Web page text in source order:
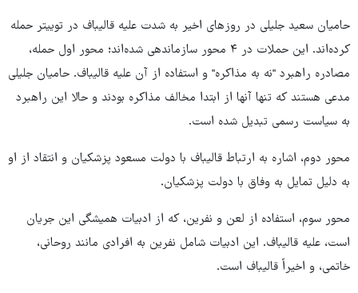
حامیان سعید جلیلی در روزهای اخیر به شدت علیه قالیباف در توییتر حمله
کرده‌اند. این حملات در ۴ محور سازماندهی شده‌اند؛ محور اول حمله،
مصادره راهبرد "نه به مذاکره" و استفاده از آن علیه قالیباف. حامیان جلیلی
مدعی هستند که تنها آنها از ابتدا مخالف مذاکره بودند و حالا این راهبرد
به سیاست رسمی تبدیل شده است.
محور دوم، اشاره به ارتباط قالیباف با دولت مسعود پزشکیان و انتقاد از او
به دلیل تمایل به وفاق با دولت پزشکیان.
محور سوم، استفاده از لعن و نفرین، که از ادبیات همیشگی این جریان
است، علیه قالیباف. این ادبیات شامل نفرین به افرادی مانند روحانی،
خاتمی، و اخیراً قالیباف است.